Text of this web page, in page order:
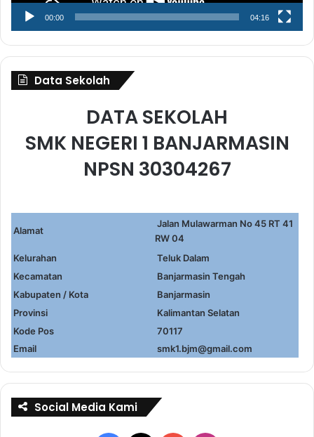
00:00 04:16
Data Sekolah
DATA SEKOLAH
SMK NEGERI 1 BANJARMASIN
NPSN 30304267
Alamat
Jalan Mulawarman No 45 RT 41
RW 04
Kelurahan
Teluk Dalam
Kecamatan
Banjarmasin Tengah
Kabupaten / Kota
Banjarmasin
Provinsi
Kalimantan Selatan
Kode Pos
70117
Email
smk1.bjm@gmail.com
Social Media Kami